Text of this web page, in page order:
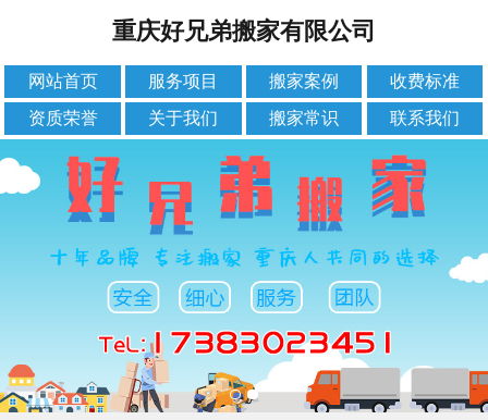
重庆好兄弟搬家有限公司
网站首页 服务项目 搬家案例 收费标准
资质荣誉 关于我们 搬家常识 联系我们